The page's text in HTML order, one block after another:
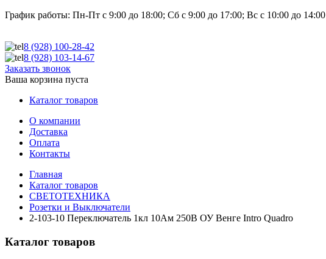
График работы: Пн-Пт с 9:00 до 18:00; Сб с 9:00 до 17:00; Вс с 10:00 до 14:00
8 (928) 100-28-42
8 (928) 103-14-67
Заказать звонок
Ваша корзина пуста
Каталог товаров
О компании
Доставка
Оплата
Контакты
Главная
Каталог товаров
СВЕТОТЕХНИКА
Розетки и Выключатели
2-103-10 Переключатель 1кл 10Ам 250В ОУ Венге Intro Quadro
Каталог товаров